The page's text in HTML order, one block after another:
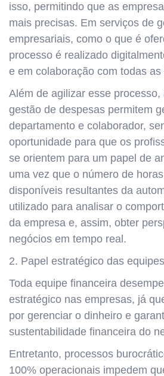
isso, permitindo que as
mais precisas. Em serviços de
empresariais, como o que é
processo é realizado
e em colaboração com todas
Além de agilizar esse
gestão de despesas permitem
departamento e colaborador,
oportunidade para que os
se orientem para um papel de
uma vez que o número de
disponíveis resultantes da
utilizado para analisar o
da empresa e, assim, obter
negócios em tempo real.
2. Papel estratégico das
Toda equipe financeira
estratégico nas empresas, já
por gerenciar o dinheiro e
sustentabilidade financeira do
Entretanto, processos
100% operacionais impedem